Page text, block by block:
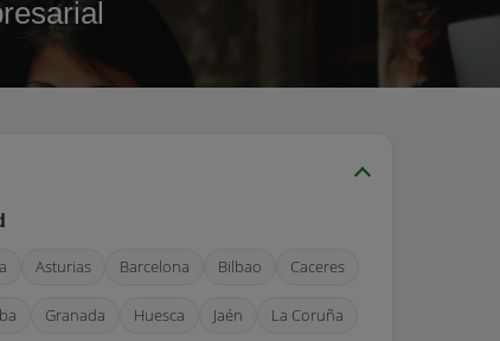
Asturias Barcelona Bilbao Caceres
Granada Huesca Jaén La Coruña